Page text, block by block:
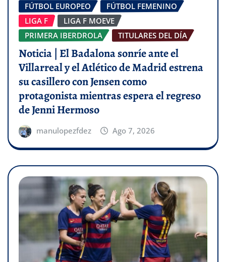
FÚTBOL EUROPEO
FÚTBOL FEMENINO
LIGA F
LIGA F MOEVE
PRIMERA IBERDROLA
TITULARES DEL DÍA
Noticia | El Badalona sonríe ante el
Villarreal y el Atlético de Madrid estrena
su casillero con Jensen como
protagonista mientras espera el regreso
de Jenni Hermoso
manulopezfdez Ago 7, 2026